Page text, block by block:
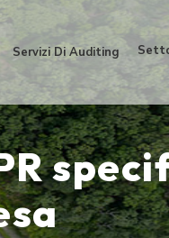
Servizi Di Auditing